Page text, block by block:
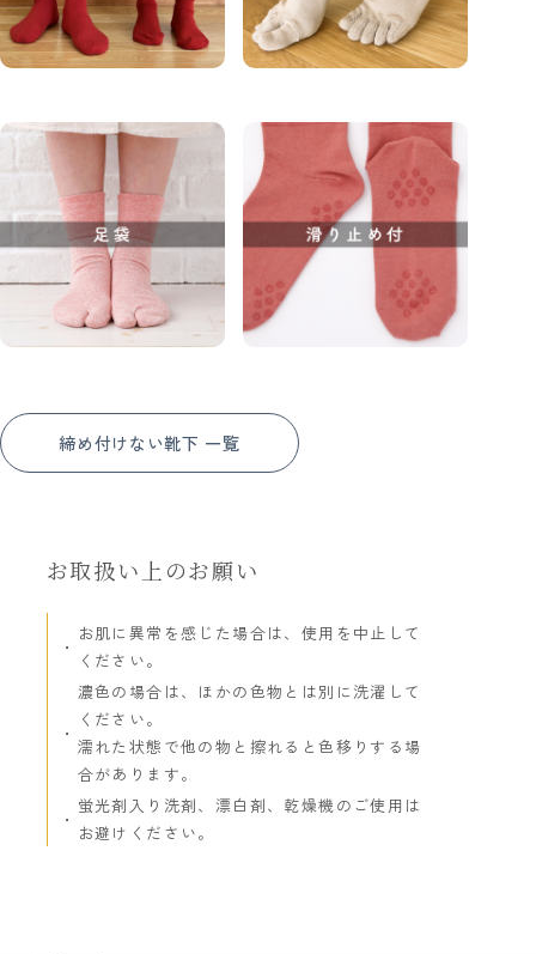
締め付けない靴下 一覧
お取扱い上のお願い
お肌に異常を感じた場合は、使用を中止して
ください。
濃色の場合は、ほかの色物とは別に洗濯して
ください。
濡れた状態で他の物と擦れると色移りする場
合があります。
蛍光剤入り洗剤、漂白剤、乾燥機のご使用は
お避けください。